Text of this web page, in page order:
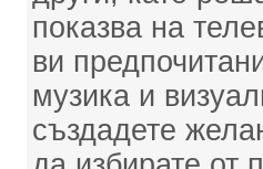
показва на
ви
музика и
създадете